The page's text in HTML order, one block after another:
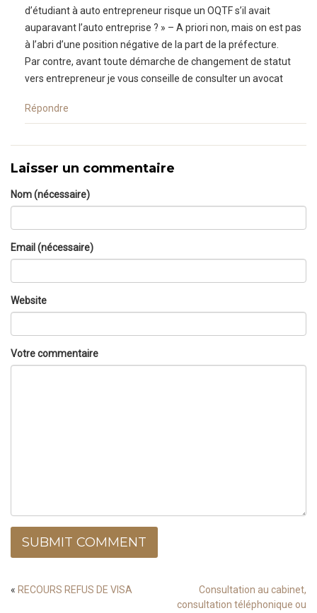
d’étudiant à auto entrepreneur risque un OQTF s’il avait
auparavant l’auto entreprise ? » – A priori non, mais on est pas
à l’abri d’une position négative de la part de la préfecture.
Par contre, avant toute démarche de changement de statut
vers entrepreneur je vous conseille de consulter un avocat
Répondre
Laisser un commentaire
Nom (nécessaire)
Email (nécessaire)
Website
Votre commentaire
SUBMIT COMMENT
« RECOURS REFUS DE VISA
Consultation au cabinet,
consultation téléphonique ou